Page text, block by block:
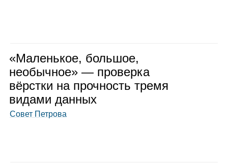
«Малень­кое, боль­шое,
необыч­ное» — про­верка
вёрстки на проч­ность тремя
видами дан­ных
Совет Петрова